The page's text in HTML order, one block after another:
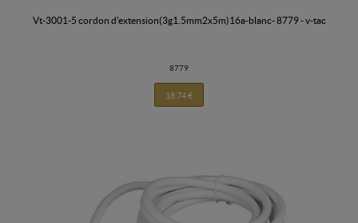
vt-3001-5 cordon d'extension(3g1.5mm2x5m)16a-blanc- 8779 - v-tac
8779
18,74 €